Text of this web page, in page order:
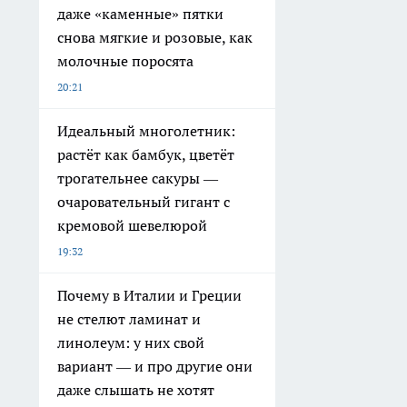
даже «каменные» пятки
снова мягкие и розовые, как
молочные поросята
20:21
Идеальный многолетник:
растёт как бамбук, цветёт
трогательнее сакуры —
очаровательный гигант с
кремовой шевелюрой
19:32
Почему в Италии и Греции
не стелют ламинат и
линолеум: у них свой
вариант — и про другие они
даже слышать не хотят